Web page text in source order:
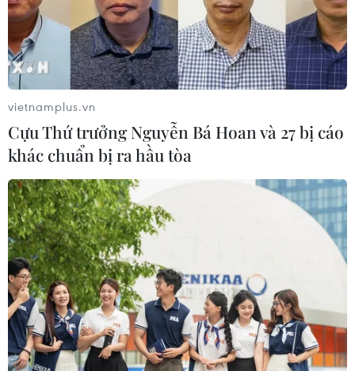
Cuba phát triển loại vaccine mới chống
biến thể Omicron
26/07/2022 06:40
Chủ tịch Tập đoàn BioCubaFarma cho biết đã sẵn sàng
bắt đầu quá trình thử nghiệm tiền lâm sàng và lâm
sàng trên cơ thể người ở cấp độ phòng thí nghiệm.
vietnamplus.vn
Cựu Thứ trưởng Nguyễn Bá Hoan và 27 bị cáo
khác chuẩn bị ra hầu tòa